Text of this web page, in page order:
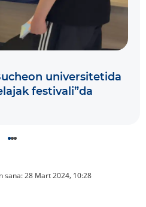
universitetida
festivali”da
sana: 28 Mart 2024, 10:28